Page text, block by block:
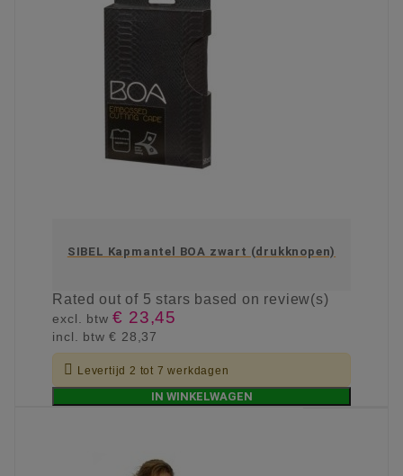
SIBEL Kapmantel BOA zwart (drukknopen)
Ratedout of 5 stars based on review(s)
excl. btw€ 23,45
incl. btw€ 28,37
 Levertijd 2 tot 7 werkdagen
IN WINKELWAGEN